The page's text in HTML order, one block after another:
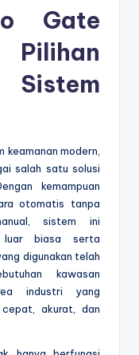
Gate
Sistem
modern,
salah satu solusi
kemampuan
otomatis tanpa
sistem ini
luar biasa serta
digunakan telah
kawasan
industri yang
akurat, dan